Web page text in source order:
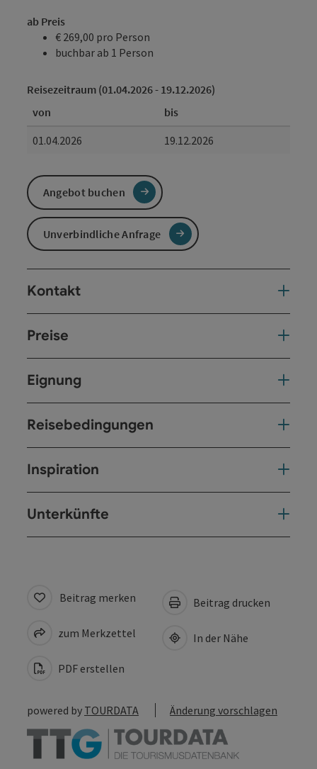
ab Preis
€ 269,00 pro Person
buchbar ab 1 Person
Reisezeitraum (01.04.2026 - 19.12.2026)
von
bis
01.04.2026
19.12.2026
Angebot buchen
Unverbindliche Anfrage
Kontakt
Preise
Eignung
Reisebedingungen
Inspiration
Unterkünfte
Beitrag merken
zum Merkzettel
PDF erstellen
Beitrag drucken
In der Nähe
powered by TOURDATA Änderung vorschlagen